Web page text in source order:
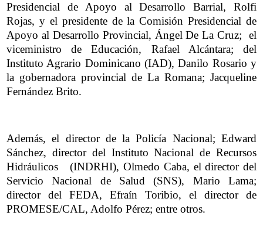
Presidencial de Apoyo al Desarrollo Barrial, Rolfi
Rojas, y el presidente de la Comisión Presidencial de
Apoyo al Desarrollo Provincial, Ángel De La Cruz; el
viceministro de Educación, Rafael Alcántara; del
Instituto Agrario Dominicano (IAD), Danilo Rosario y
la gobernadora provincial de La Romana; Jacqueline
Fernández Brito.
Además, el director de la Policía Nacional; Edward
Sánchez, director del Instituto Nacional de Recursos
Hidráulicos (INDRHI), Olmedo Caba, el director del
Servicio Nacional de Salud (SNS), Mario Lama;
director del FEDA, Efraín Toribio, el director de
PROMESE/CAL, Adolfo Pérez; entre otros.